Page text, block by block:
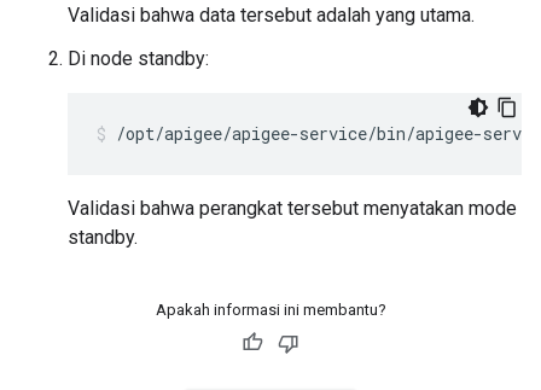
Validasi bahwa data tersebut adalah yang utama.
Di node standby:
/opt/apigee/apigee-service/bin/apigee-
Validasi bahwa perangkat tersebut menyatakan mode
standby.
Apakah informasi ini membantu?